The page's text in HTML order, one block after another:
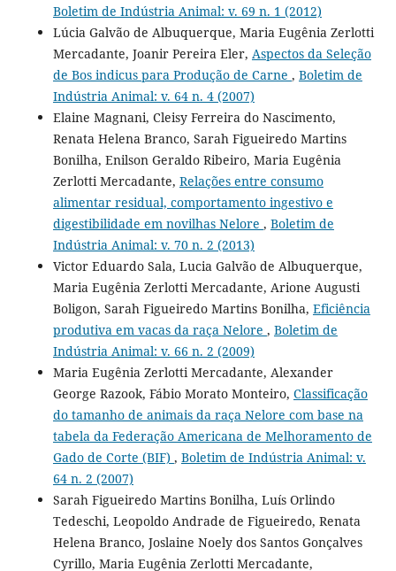
Boletim de Indústria Animal: v. 69 n. 1 (2012)
Lúcia Galvão de Albuquerque, Maria Eugênia Zerlotti
Mercadante, Joanir Pereira Eler, Aspectos da Seleção
de Bos indicus para Produção de Carne , Boletim de
Indústria Animal: v. 64 n. 4 (2007)
Elaine Magnani, Cleisy Ferreira do Nascimento,
Renata Helena Branco, Sarah Figueiredo Martins
Bonilha, Enilson Geraldo Ribeiro, Maria Eugênia
Zerlotti Mercadante, Relações entre consumo
alimentar residual, comportamento ingestivo e
digestibilidade em novilhas Nelore , Boletim de
Indústria Animal: v. 70 n. 2 (2013)
Victor Eduardo Sala, Lucia Galvão de Albuquerque,
Maria Eugênia Zerlotti Mercadante, Arione Augusti
Boligon, Sarah Figueiredo Martins Bonilha, Eficiência
produtiva em vacas da raça Nelore , Boletim de
Indústria Animal: v. 66 n. 2 (2009)
Maria Eugênia Zerlotti Mercadante, Alexander
George Razook, Fábio Morato Monteiro, Classificação
do tamanho de animais da raça Nelore com base na
tabela da Federação Americana de Melhoramento de
Gado de Corte (BIF) , Boletim de Indústria Animal: v.
64 n. 2 (2007)
Sarah Figueiredo Martins Bonilha, Luís Orlindo
Tedeschi, Leopoldo Andrade de Figueiredo, Renata
Helena Branco, Joslaine Noely dos Santos Gonçalves
Cyrillo, Maria Eugênia Zerlotti Mercadante,